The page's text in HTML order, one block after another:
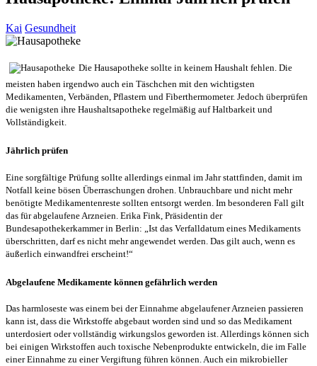
Kai Gesundheit
Die Hausapotheke sollte in keinem Haushalt fehlen. Die
meisten haben irgendwo auch ein Täschchen mit den wichtigsten
Medikamenten, Verbänden, Pflastern und Fiberthermometer. Jedoch überprüfen
die wenigsten ihre Haushaltsapotheke regelmäßig auf Haltbarkeit und
Vollständigkeit.
Jährlich prüfen
Eine sorgfältige Prüfung sollte allerdings einmal im Jahr stattfinden, damit im
Notfall keine bösen Überraschungen drohen. Unbrauchbare und nicht mehr
benötigte Medikamentenreste sollten entsorgt werden. Im besonderen Fall gilt
das für abgelaufene Arzneien. Erika Fink, Präsidentin der
Bundesapothekerkammer in Berlin: „Ist das Verfalldatum eines Medikaments
überschritten, darf es nicht mehr angewendet werden. Das gilt auch, wenn es
äußerlich einwandfrei erscheint!“
Abgelaufene Medikamente können gefährlich werden
Das harmloseste was einem bei der Einnahme abgelaufener Arzneien passieren
kann ist, dass die Wirkstoffe abgebaut worden sind und so das Medikament
unterdosiert oder vollständig wirkungslos geworden ist. Allerdings können sich
bei einigen Wirkstoffen auch toxische Nebenprodukte entwickeln, die im Falle
einer Einnahme zu einer Vergiftung führen können. Auch ein mikrobieller